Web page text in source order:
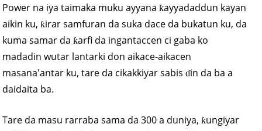
Power na iya taimaka muku ayyana ƙayyadaddun kayan
aikin ku, ƙirar samfuran da suka dace da bukatun ku, da
kuma samar da ƙarfi da ingantaccen ci gaba ko
madadin wutar lantarki don aikace-aikacen
masana'antar ku, tare da cikakkiyar sabis ɗin da ba a
daidaita ba.
Tare da masu rarraba sama da 300 a duniya, ƙungiyar